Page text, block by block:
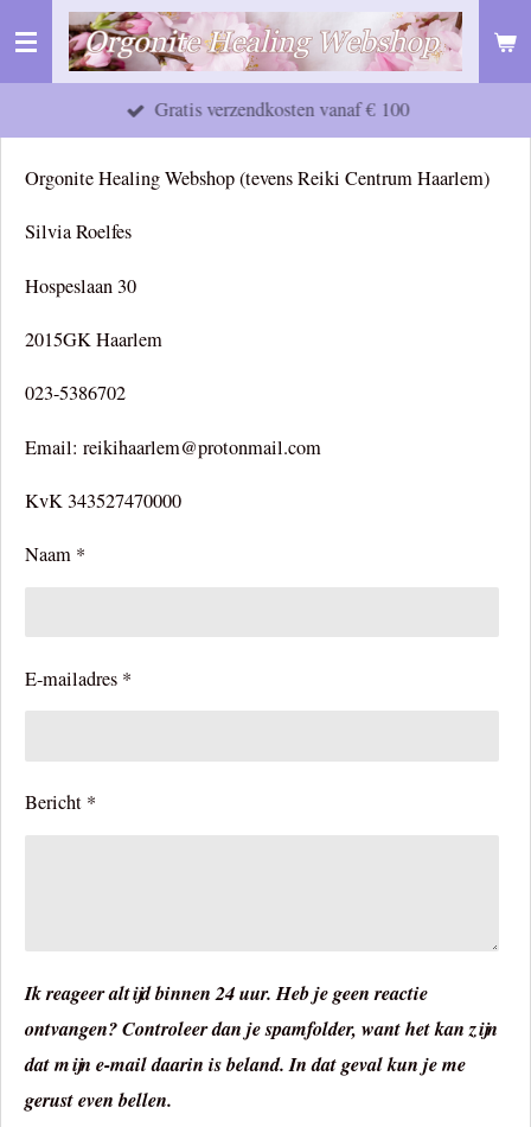
Ga
Gratis verzendkosten vanaf € 100
Orgonite Healing Webshop (tevens Reiki Centrum Haarlem)
Silvia Roelfes
Hospeslaan 30
2015GK Haarlem
023-5386702
Email: reikihaarlem@protonmail.com
KvK 343527470000
Naam *
E-mailadres *
Bericht *
Ik reageer altijd binnen 24 uur. Heb je geen reactie
ontvangen? Controleer dan je spamfolder, want het kan zijn
dat mijn e-mail daarin is beland. In dat geval kun je me
gerust even bellen.